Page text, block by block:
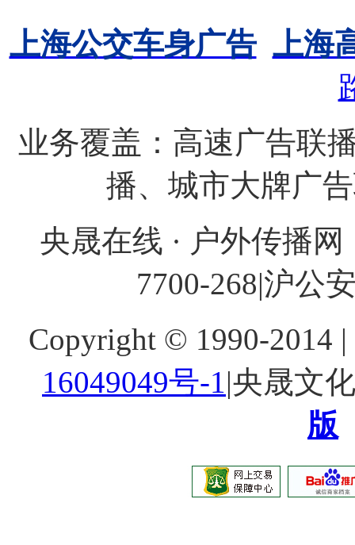
上海公交车身广告 上海
业务覆盖：高速广告联
播、城市大牌广
央晟在线 · 户外传播
7700-268|沪公
Copyright © 1990-2014
16049049号-1|央晟文
版